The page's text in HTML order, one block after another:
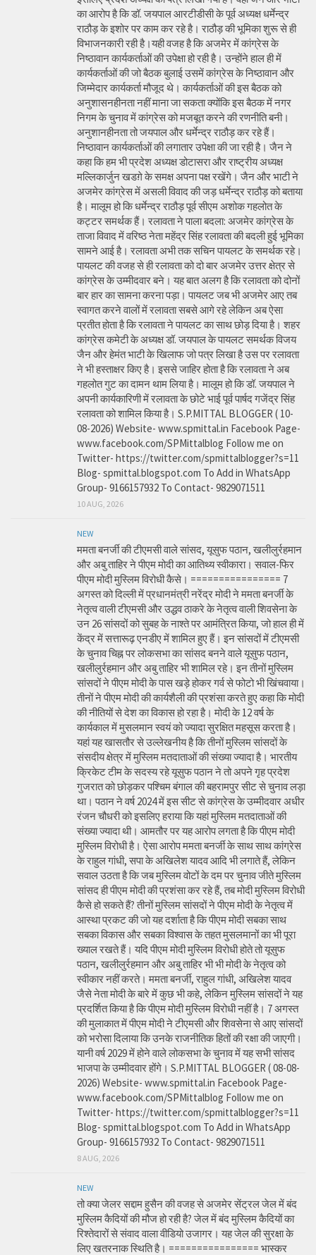
का आरोप है कि डॉ. जयपाल आरटीडीसी के पूर्व अध्यक्ष धर्मेन्द्र
राठौड़ के इशोर पर काम कर रहे है। राठौड़ की भूमिका शुरू से ही
विभाजनकारी रही है।यही वजह है कि अजमेर में कांग्रेस के
निष्ठावान कार्यकर्ताओं की उपेक्षा हो रही है। उन्होंने हाल ही में
कार्यकर्ताओं की जो बैठक बुलाई उसमें कांग्रेस के निष्ठावान और
जिम्मेदार कार्यकर्ता मौजूद थे। कार्यकर्ताओं की इस बैठक को
अनुशासनहीनता नहीं माना जा सकता क्योंकि इस बैठक में नगर
निगम के चुनाव में कांग्रेस को मजबूत करने की रणनीति बनी।
अनुशानहीनता तो जयपाल और धर्मेन्द्र राठौड़ कर रहे हैं।
निष्ठावान कार्यकर्ताओं की लगातार उपेक्षा की जा रही है। जैन ने
कहा कि हम भी प्रदेश अध्यक्ष डोटासरा और राष्ट्रीय अध्यक्ष
मल्लिकार्जुन खडग़े के समक्ष अपना पक्ष रखेंगे। जैन और भाटी ने
अजमेर कांग्रेस में असली विवाद की जड़ धर्मेन्द्र राठौड़ को बताया
है। मालूम हो कि धर्मेन्द्र राठौड़ पूर्व सीएम अशोक गहलोत के
कट्टर समर्थक हैं। रलावता ने पाला बदला: अजमेर कांग्रेस के
ताजा विवाद में वरिष्ठ नेता महेंद्र सिंह रलावता की बदली हुई भूमिका
सामने आई है। रलावता अभी तक सचिन पायलट के समर्थक रहे।
पायलट की वजह से ही रलावता को दो बार अजमेर उत्तर क्षेत्र से
कांग्रेस के उम्मीदवार बने। यह बात अलग है कि रलावता को दोनों
बार हार का सामना करना पड़ा। पायलट जब भी अजमेर आए तब
स्वागत करने वालों में रलावता सबसे आगे रहे लेकिन अब ऐसा
प्रतीत होता है कि रलावता ने पायलट का साथ छोड़ दिया है। शहर
कांग्रेस कमेटी के अध्यक्ष डॉ. जयपाल के पायलट समर्थक विजय
जैन और हेमंत भाटी के खिलाफ जो पत्र लिखा है उस पर रलावता
ने भी हस्ताक्षर किए है। इससे जाहिर होता है कि रलावता ने अब
गहलोत गुट का दामन थाम लिया है। मालूम हो कि डॉ. जयपाल ने
अपनी कार्यकारिणी में रलावता के छोटे भाई पूर्व पार्षद गजेंद्र सिंह
रलावता को शामिल किया है। S.P.MITTAL BLOGGER ( 10-
08-2026) Website- www.spmittal.in Facebook Page-
www.facebook.com/SPMittalblog Follow me on
Twitter- https://twitter.com/spmittalblogger?s=11
Blog- spmittal.blogspot.com To Add in WhatsApp
Group- 9166157932 To Contact- 9829071511
10 AUG, 2026
NEW
ममता बनर्जी की टीएमसी वाले सांसद, यूसुफ पठान, खलीलुर्रहमान
और अबु ताहिर ने पीएम मोदी का आतिथ्य स्वीकारा। सवाल-फिर
पीएम मोदी मुस्लिम विरोधी कैसे। ================ 7
अगस्त को दिल्ली में प्रधानमंत्री नरेंद्र मोदी ने ममता बनर्जी के
नेतृत्व वाली टीएमसी और उद्धव ठाकरे के नेतृत्व वाली शिवसेना के
उन 26 सांसदों को सुबह के नाश्ते पर आमंत्रित किया, जो हाल ही में
केंद्र में सत्तारूढ़ एनडीए में शामिल हुए हैं। इन सांसदों में टीएमसी
के चुनाव चिह्न पर लोकसभा का सांसद बनने वाले यूसुफ पठान,
खलीलुर्रहमान और अबु ताहिर भी शामिल रहे। इन तीनों मुस्लिम
सांसदों ने पीएम मोदी के पास खड़े होकर गर्व से फोटो भी खिंचवाया।
तीनों ने पीएम मोदी की कार्यशैली की प्रशंसा करते हुए कहा कि मोदी
की नीतियों से देश का विकास हो रहा है। मोदी के 12 वर्ष के
कार्यकाल में मुसलमान स्वयं को ज्यादा सुरक्षित महसूस करता है।
यहां यह खासतौर से उल्लेखनीय है कि तीनों मुस्लिम सांसदों के
संसदीय क्षेत्र में मुस्लिम मतदाताओं की संख्या ज्यादा है। भारतीय
क्रिकेट टीम के सदस्य रहे यूसुफ पठान ने तो अपने गृह प्रदेश
गुजरात को छोड़कर पश्चिम बंगाल की बहरामपुर सीट से चुनाव लड़ा
था। पठान ने वर्ष 2024 में इस सीट से कांग्रेस के उम्मीदवार अधीर
रंजन चौधरी को इसलिए हराया कि यहां मुस्लिम मतदाताओं की
संख्या ज्यादा थी। आमतौर पर यह आरोप लगता है कि पीएम मोदी
मुस्लिम विरोधी है। ऐसा आरोप ममता बनर्जी के साथ साथ कांग्रेस
के राहुल गांधी, सपा के अखिलेश यादव आदि भी लगाते हैं, लेकिन
सवाल उठता है कि जब मुस्लिम वोटों के दम पर चुनाव जीते मुस्लिम
सांसद ही पीएम मोदी की प्रशंसा कर रहे हैं, तब मोदी मुस्लिम विरोधी
कैसे हो सकते हैं? तीनों मुस्लिम सांसदों ने पीएम मोदी के नेतृत्व में
आस्था प्रकट की जो यह दर्शाता है कि पीएम मोदी सबका साथ
सबका विकास और सबका विश्वास के तहत मुसलमानों का भी पूरा
ख्याल रखते हैं। यदि पीएम मोदी मुस्लिम विरोधी होते तो यूसुफ
पठान, खलीलुर्रहमान और अबु ताहिर भी भी मोदी के नेतृत्व को
स्वीकार नहीं करते। ममता बनर्जी, राहुल गांधी, अखिलेश यादव
जैसे नेता मोदी के बारे में कुछ भी कहे, लेकिन मुस्लिम सांसदों ने यह
प्रदर्शित किया है कि पीएम मोदी मुस्लिम विरोधी नहीं है। 7 अगस्त
की मुलाकात में पीएम मोदी ने टीएमसी और शिवसेना से आए सांसदों
को भरोसा दिलाया कि उनके राजनीतिक हितों की रक्षा की जाएगी।
यानी वर्ष 2029 में होने वाले लोकसभा के चुनाव में यह सभी सांसद
भाजपा के उम्मीदवार होंगे। S.P.MITTAL BLOGGER ( 08-08-
2026) Website- www.spmittal.in Facebook Page-
www.facebook.com/SPMittalblog Follow me on
Twitter- https://twitter.com/spmittalblogger?s=11
Blog- spmittal.blogspot.com To Add in WhatsApp
Group- 9166157932 To Contact- 9829071511
8 AUG, 2026
NEW
तो क्या जेलर सद्दाम हुसैन की वजह से अजमेर सेंट्रल जेल में बंद
मुस्लिम कैदियों की मौज हो रही है? जेल में बंद मुस्लिम कैदियों का
रिश्तेदारों से संवाद वाला वीडियो उजागर। यह जेल की सुरक्षा के
लिए खतरनाक स्थिति है। ================ भास्कर